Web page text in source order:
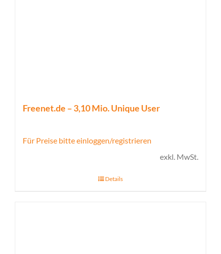
Freenet.de – 3,10 Mio. Unique User
Für Preise bitte einloggen/registrieren
exkl. MwSt.
Details